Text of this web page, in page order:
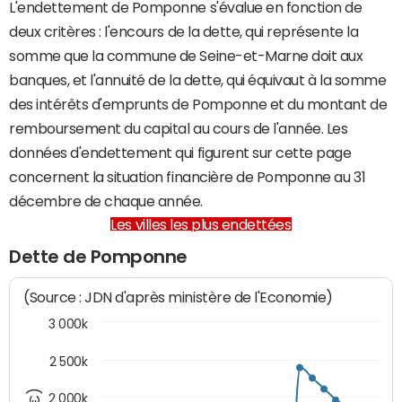
L'endettement de Pomponne s'évalue en fonction de
deux critères : l'encours de la dette, qui représente la
somme que la commune de Seine-et-Marne doit aux
banques, et l'annuité de la dette, qui équivaut à la somme
des intérêts d'emprunts de Pomponne et du montant de
remboursement du capital au cours de l'année. Les
données d'endettement qui figurent sur cette page
concernent la situation financière de Pomponne au 31
décembre de chaque année.
Les villes les plus endettées
Dette de Pomponne
(Source : JDN d'après ministère de l'Economie)
2 000k
2 500k
3 000k